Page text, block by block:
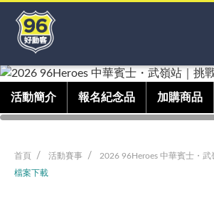
活動簡介 報名紀念品 加購商品
首頁 活動賽事
2026 96Heroes 中華賓士・武
檔案下載